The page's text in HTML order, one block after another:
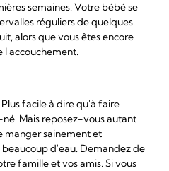
semaines. Votre bébé se
réguliers de quelques
alors que vous êtes encore
l'accouchement.
Plus facile à dire qu'à faire
Mais reposez-vous autant
manger sainement et
d'eau. Demandez de
famille et vos amis. Si vous